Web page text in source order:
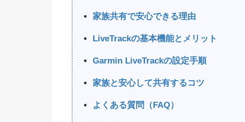
家族共有で安心できる理由
LiveTrackの基本機能とメリット
Garmin LiveTrackの設定手順
家族と安心して共有するコツ
よくある質問（FAQ）